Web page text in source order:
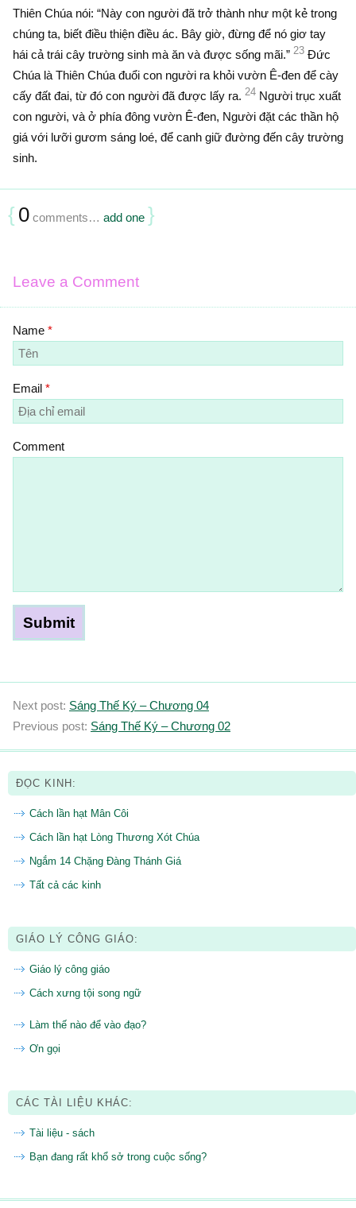
Thiên Chúa nói: “Này con người đã trở thành như một kẻ trong
chúng ta, biết điều thiện điều ác. Bây giờ, đừng để nó giơ tay
hái cả trái cây trường sinh mà ăn và được sống mãi.” 23 Ðức
Chúa là Thiên Chúa đuổi con người ra khỏi vườn Ê-đen để cày
cấy đất đai, từ đó con người đã được lấy ra. 24 Người trục xuất
con người, và ở phía đông vườn Ê-đen, Người đặt các thần hộ
giá với lưỡi gươm sáng loé, để canh giữ đường đến cây trường
sinh.
{ 0 comments… add one }
Leave a Comment
Name *
Email *
Comment
Next post: Sáng Thế Ký – Chương 04
Previous post: Sáng Thế Ký – Chương 02
ĐỌC KINH:
Cách lần hạt Mân Côi
Cách lần hạt Lòng Thương Xót Chúa
Ngắm 14 Chặng Đàng Thánh Giá
Tất cả các kinh
GIÁO LÝ CÔNG GIÁO:
Giáo lý công giáo
Cách xưng tội song ngữ
Làm thế nào để vào đạo?
Ơn gọi
CÁC TÀI LIỆU KHÁC:
Tài liệu - sách
Bạn đang rất khổ sở trong cuộc sống?